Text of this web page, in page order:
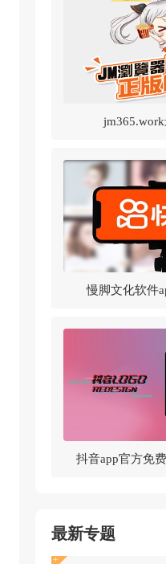
慢脚文化软件
手
抖音app官方免
最新专题